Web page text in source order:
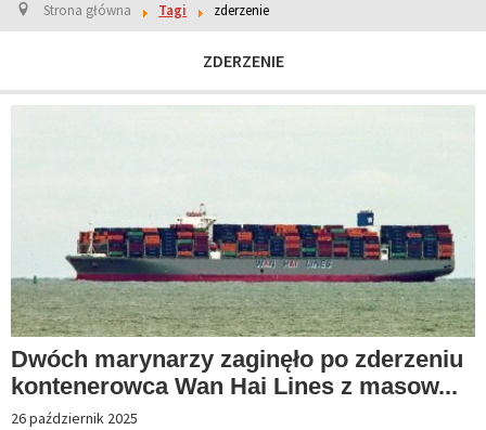
Strona główna Tagi zderzenie
ZDERZENIE
Dwóch marynarzy zaginęło po zderzeniu
kontenerowca Wan Hai Lines z masow...
26 październik 2025